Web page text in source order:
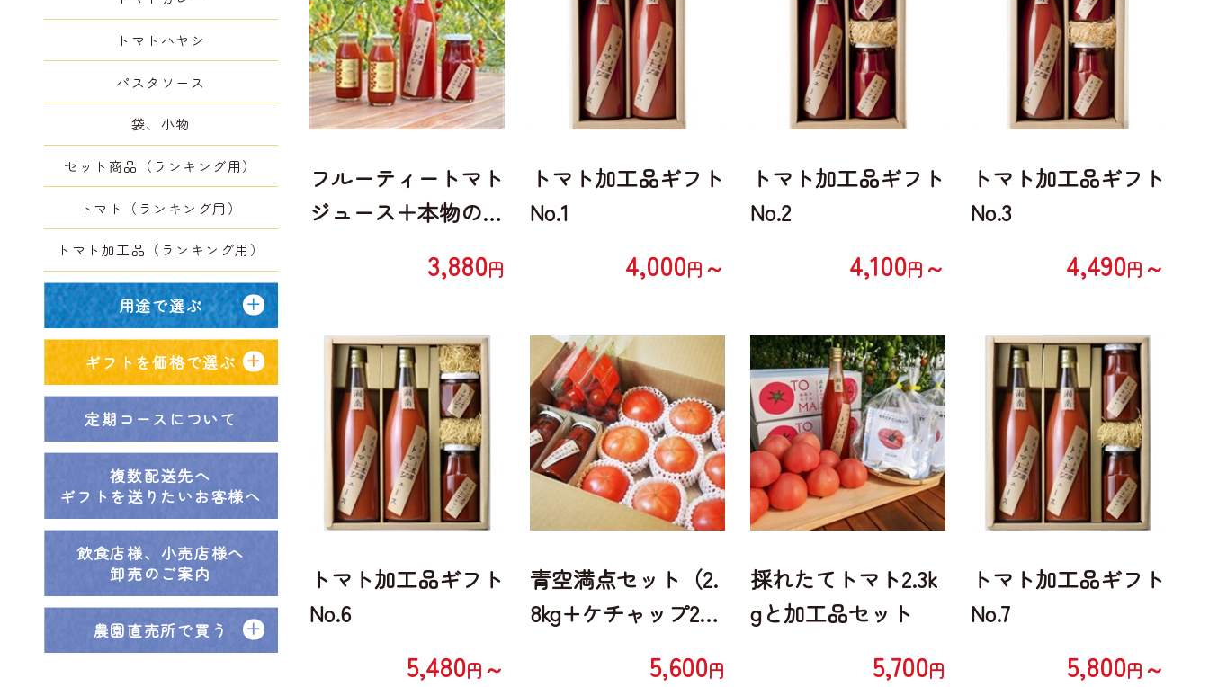
フルーティートマト
ジュース＋本物のケ
マトジュース720ml
ャップ300g×1瓶、
ミニトマトジュース
180ml×2本)
3,880円
トマト加工品ギフト
No.1
4,000円 ～
トマト加工品ギフト
No.2
4,100円 ～
トマト加工品ギフト
No.3
4,490円 ～
トマト加工品ギフト
No.6
5,480円 ～
青空満点セット（2.
8kg+ケチャップ2
5,600円
採れたてトマト2.3k
gと加工品セット
5,700円
トマト加工品ギフト
No.7
5,800円 ～
トマトハヤシ
パスタソース
袋、小物
セット商品（ランキング用）
トマト（ランキング用）
トマト加工品（ランキング用）
用途で選ぶ
ギフトを価格で選ぶ
定期コースについて
複数配送先へ
ギフトを送りたいお客様へ
飲食店様、小売店様へ
卸売のご案内
農園直売所で買う